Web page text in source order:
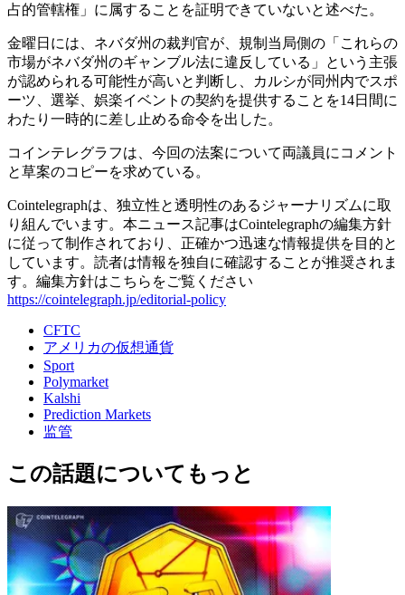
占的管轄権」に属することを証明できていないと述べた。
金曜日には、ネバダ州の裁判官が、規制当局側の「これらの
市場がネバダ州のギャンブル法に違反している」という主張
が認められる可能性が高いと判断し、カルシが同州内でスポ
ーツ、選挙、娯楽イベントの契約を提供することを14日間に
わたり一時的に差し止める命令を出した。
コインテレグラフは、今回の法案について両議員にコメント
と草案のコピーを求めている。
Cointelegraphは、独立性と透明性のあるジャーナリズムに取
り組んでいます。本ニュース記事はCointelegraphの編集方針
に従って制作されており、正確かつ迅速な情報提供を目的と
しています。読者は情報を独自に確認することが推奨されま
す。編集方針はこちらをご覧ください
https://cointelegraph.jp/editorial-policy
CFTC
アメリカの仮想通貨
Sport
Polymarket
Kalshi
Prediction Markets
监管
この話題についてもっと